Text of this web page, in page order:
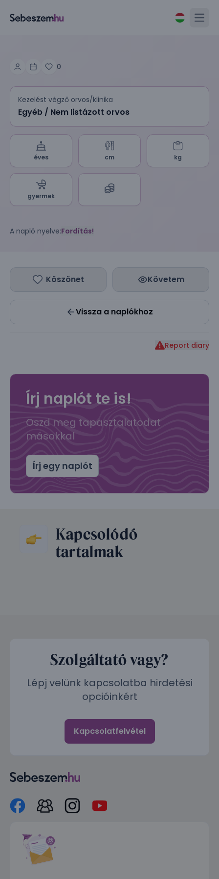
0
Kezelést végző orvos/klinika
Egyéb / Nem listázott orvos
éves cm kg
gyermek
A napló nyelve:Fordítás!
Köszönet Követem
Vissza a naplókhoz
Report diary
Írj naplót te is!
Oszd meg tapasztalatodat
másokkal
Írj egy naplót
Kapcsolódó
tartalmak
Szolgáltató vagy?
Lépj velünk kapcsolatba hirdetési
opcióinkért
Kapcsolatfelvétel